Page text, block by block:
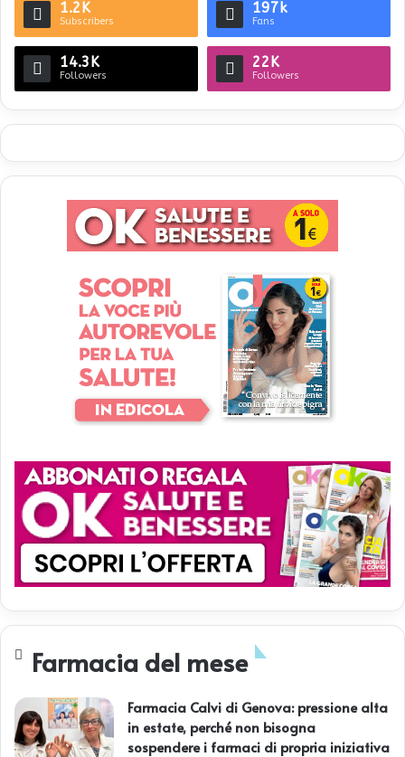
1.2K
Subscribers
197k
Fans
14.3K
Followers
22K
Followers
Farmacia del mese
Farmacia Calvi di Genova: pressione alta
in estate, perché non bisogna
sospendere i farmaci di propria iniziativa